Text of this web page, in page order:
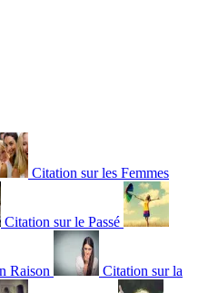
Citation sur les Femmes
Citation sur le Passé
Raison Citation sur la